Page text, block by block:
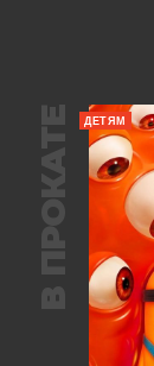
В ПРОКАТЕ ДЕТЯМ